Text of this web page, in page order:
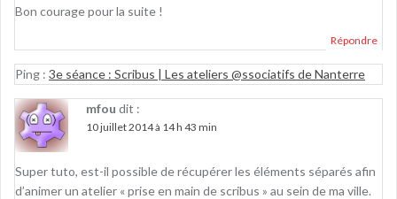
Bon courage pour la suite !
Répondre
Ping : 3e séance : Scribus | Les ateliers @ssociatifs de Nanterre
mfou dit :
10 juillet 2014 à 14 h 43 min
Super tuto, est-il possible de récupérer les éléments séparés afin
d’animer un atelier « prise en main de scribus » au sein de ma ville.